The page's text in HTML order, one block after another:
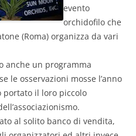
evento
orchidofilo che
(Roma) organizza da vari
anche un programma
le osservazioni mosse l’anno
portato il loro piccolo
al solito banco di vendita,